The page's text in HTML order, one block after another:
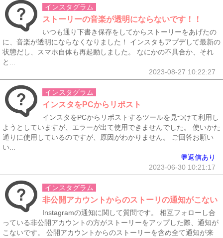
インスタグラム
ストーリーの音楽が透明にならないです！！
いつも通り下書き保存をしてからストーリーをあげたの
に、音楽が透明にならなくなりました！ インスタもアプデして最新の
状態だし、スマホ自体も再起動しました。 なにかの不具合か、それ
と...
2023-08-27 10:22:27
インスタグラム
インスタをPCからリポスト
インスタをPCからリポストするツールを見つけて利用し
ようとしていますが、エラーが出て使用できませんでした。 使いかた
通りに使用しているのですが、原因がわかりません。 ご回答お願い
い...
💬返信あり
2023-06-30 10:21:17
インスタグラム
非公開アカウントからのストーリの通知がこない
Instagramの通知に関して質問です。 相互フォローし合
っている非公開アカウントの方がストーリーをアップした際、通知が
こないです。 公開アカウントからのストーリーを含め全て通知が来